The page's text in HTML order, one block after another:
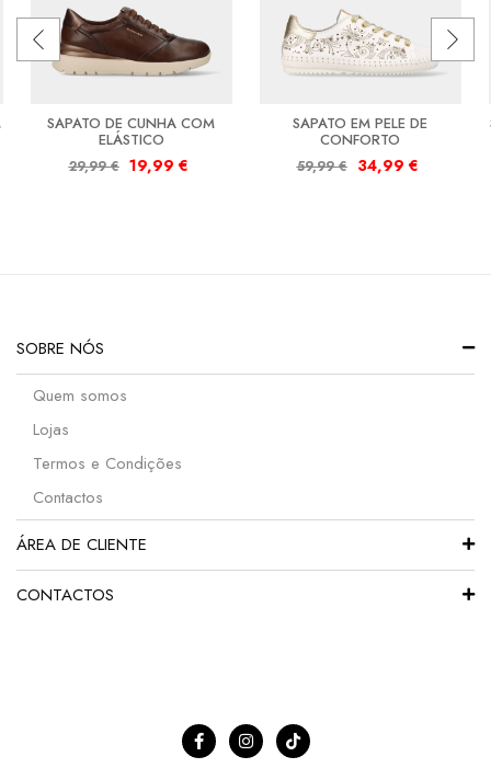
SAPATO DE CUNHA COM
ELÁSTICO
29,99€ 19,99 €
SAPATO EM PELE DE
CONFORTO
59,99€ 34,99 €
SOBRE NÓS
Quem somos
Lojas
Termos e Condições
Contactos
ÁREA DE CLIENTE
CONTACTOS